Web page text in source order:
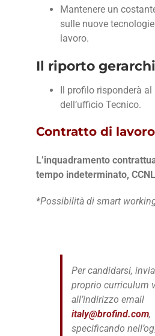
Mantenere un
sulle nuove
lavoro.
Il riporto
Il profilo risponderà al
dell’ufficio Tecnico.
Contratto di lavoro
L’inquadramento
tempo indeterminato,
*Possibilità di smart
Per candidarsi,
proprio curriculum
all’indirizzo email
italy@brofind.com,
specificando